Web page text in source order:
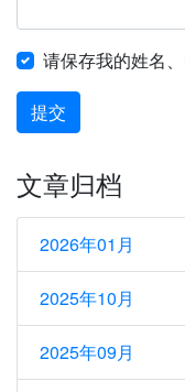
请保存我的姓名
提交
文章归档
2026年01月
2025年10月
2025年09月